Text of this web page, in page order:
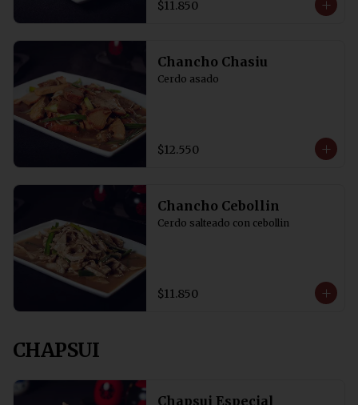
$11.850
Chancho Chasiu
Cerdo asado
$12.550
Chancho Cebollin
Cerdo salteado con cebollin
$11.850
CHAPSUI
Chapsui Especial